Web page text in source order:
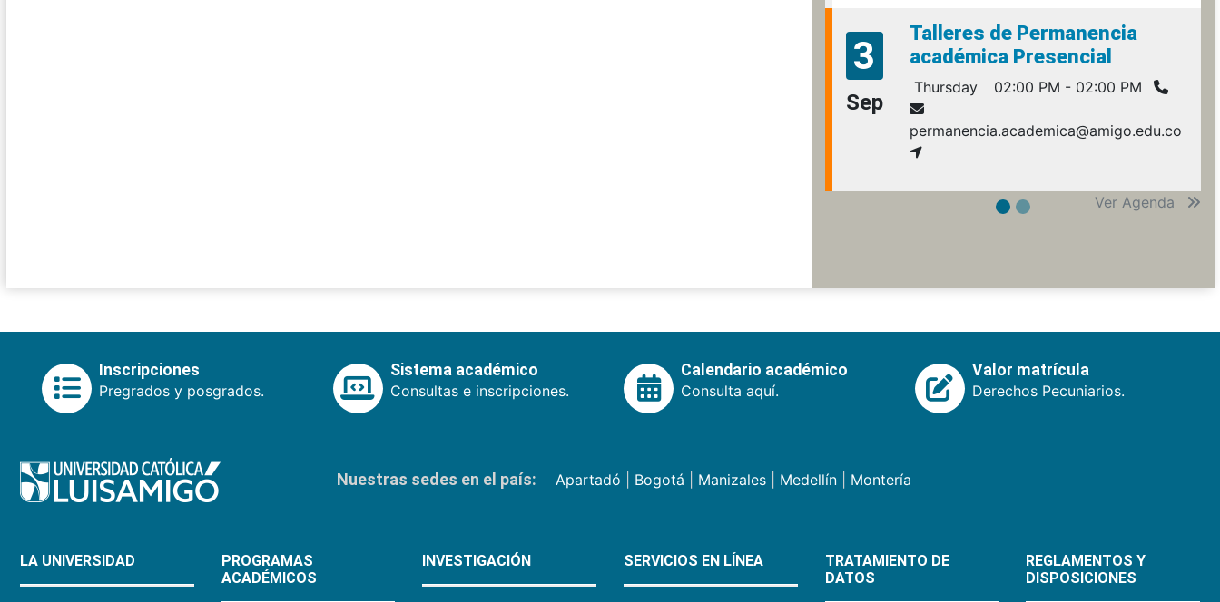
3
Sep
Talleres de Permanencia
académica Presencial
Thursday 02:00 PM - 02:00 PM
permanencia.academica@amigo.edu.co
Ver Agenda
Inscripciones
Pregrados y posgrados.
Sistema académico
Consultas e inscripciones.
Calendario académico
Consulta aquí.
Valor matrícula
Derechos Pecuniarios.
Nuestras sedes en el país: Apartadó Bogotá Manizales| Medellín| Montería
LA UNIVERSIDAD
PROGRAMAS
ACADÉMICOS
INVESTIGACIÓN SERVICIOS EN LÍNEA
TRATAMIENTO DE
DATOS
REGLAMENTOS Y
DISPOSICIONES